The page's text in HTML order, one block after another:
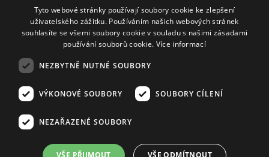
Kříženeckého nám. 322
152 00 Praha 5
IČ 416 93 311
© 2008–2026 EMPRESA MEDIA, a.s. Všechna práva vyhrazena.
Zásady ochrany osobních a dalších zpracovávaných údajů
Informace o měření sledovanosti videa ve video archivu
Tyto webové stránky používají soubory cookie ke zlepšení
uživatelského zážitku. Používáním našich webových stránek
souhlasíte se všemi soubory cookie v souladu s našimi zásadami
používání souborů cookie. Více informací
NEZBYTNĚ NUTNÉ SOUBORY
VÝKONOVÉ SOUBORY SOUBORY CÍLENÍ
NEZAŘAZENÉ SOUBORY
VŠE PŘIJMOUT VŠE ODMÍTNOUT